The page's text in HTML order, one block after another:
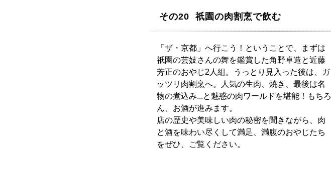
その20 祇園の肉割烹で飲む
「ザ・京都」へ行こう！ということで、まずは
祇園の芸妓さんの舞を鑑賞した角野卓造と近藤
芳正のおやじ2人組。うっとり見入った後は、ガ
ッツリ肉割烹へ。人気の生肉、焼き、最後は名
物の煮込み...と魅惑の肉ワールドを堪能！もちろ
ん、お酒が進みます。
店の歴史や美味しい肉の秘密を聞きながら、肉
と酒を味わい尽くして満足、満腹のおやじたち
をぜひ、ご覧ください。